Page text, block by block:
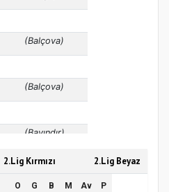
2.Lig Kırmızı 2.Lig Beyaz
O G B M Av P